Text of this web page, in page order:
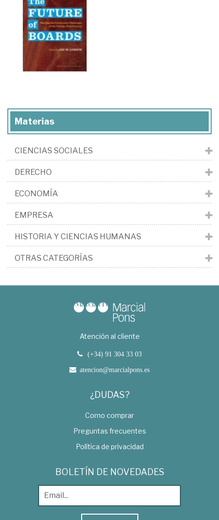
Materias
CIENCIAS SOCIALES
DERECHO
ECONOMÍA
EMPRESA
HISTORIA Y CIENCIAS HUMANAS
OTRAS CATEGORÍAS
Atención al cliente
(+34) 91 304 33 03
atencion@marcialpons.es
¿DUDAS?
Como comprar
Preguntas frecuentes
Política de privacidad
BOLETÍN DE NOVEDADES